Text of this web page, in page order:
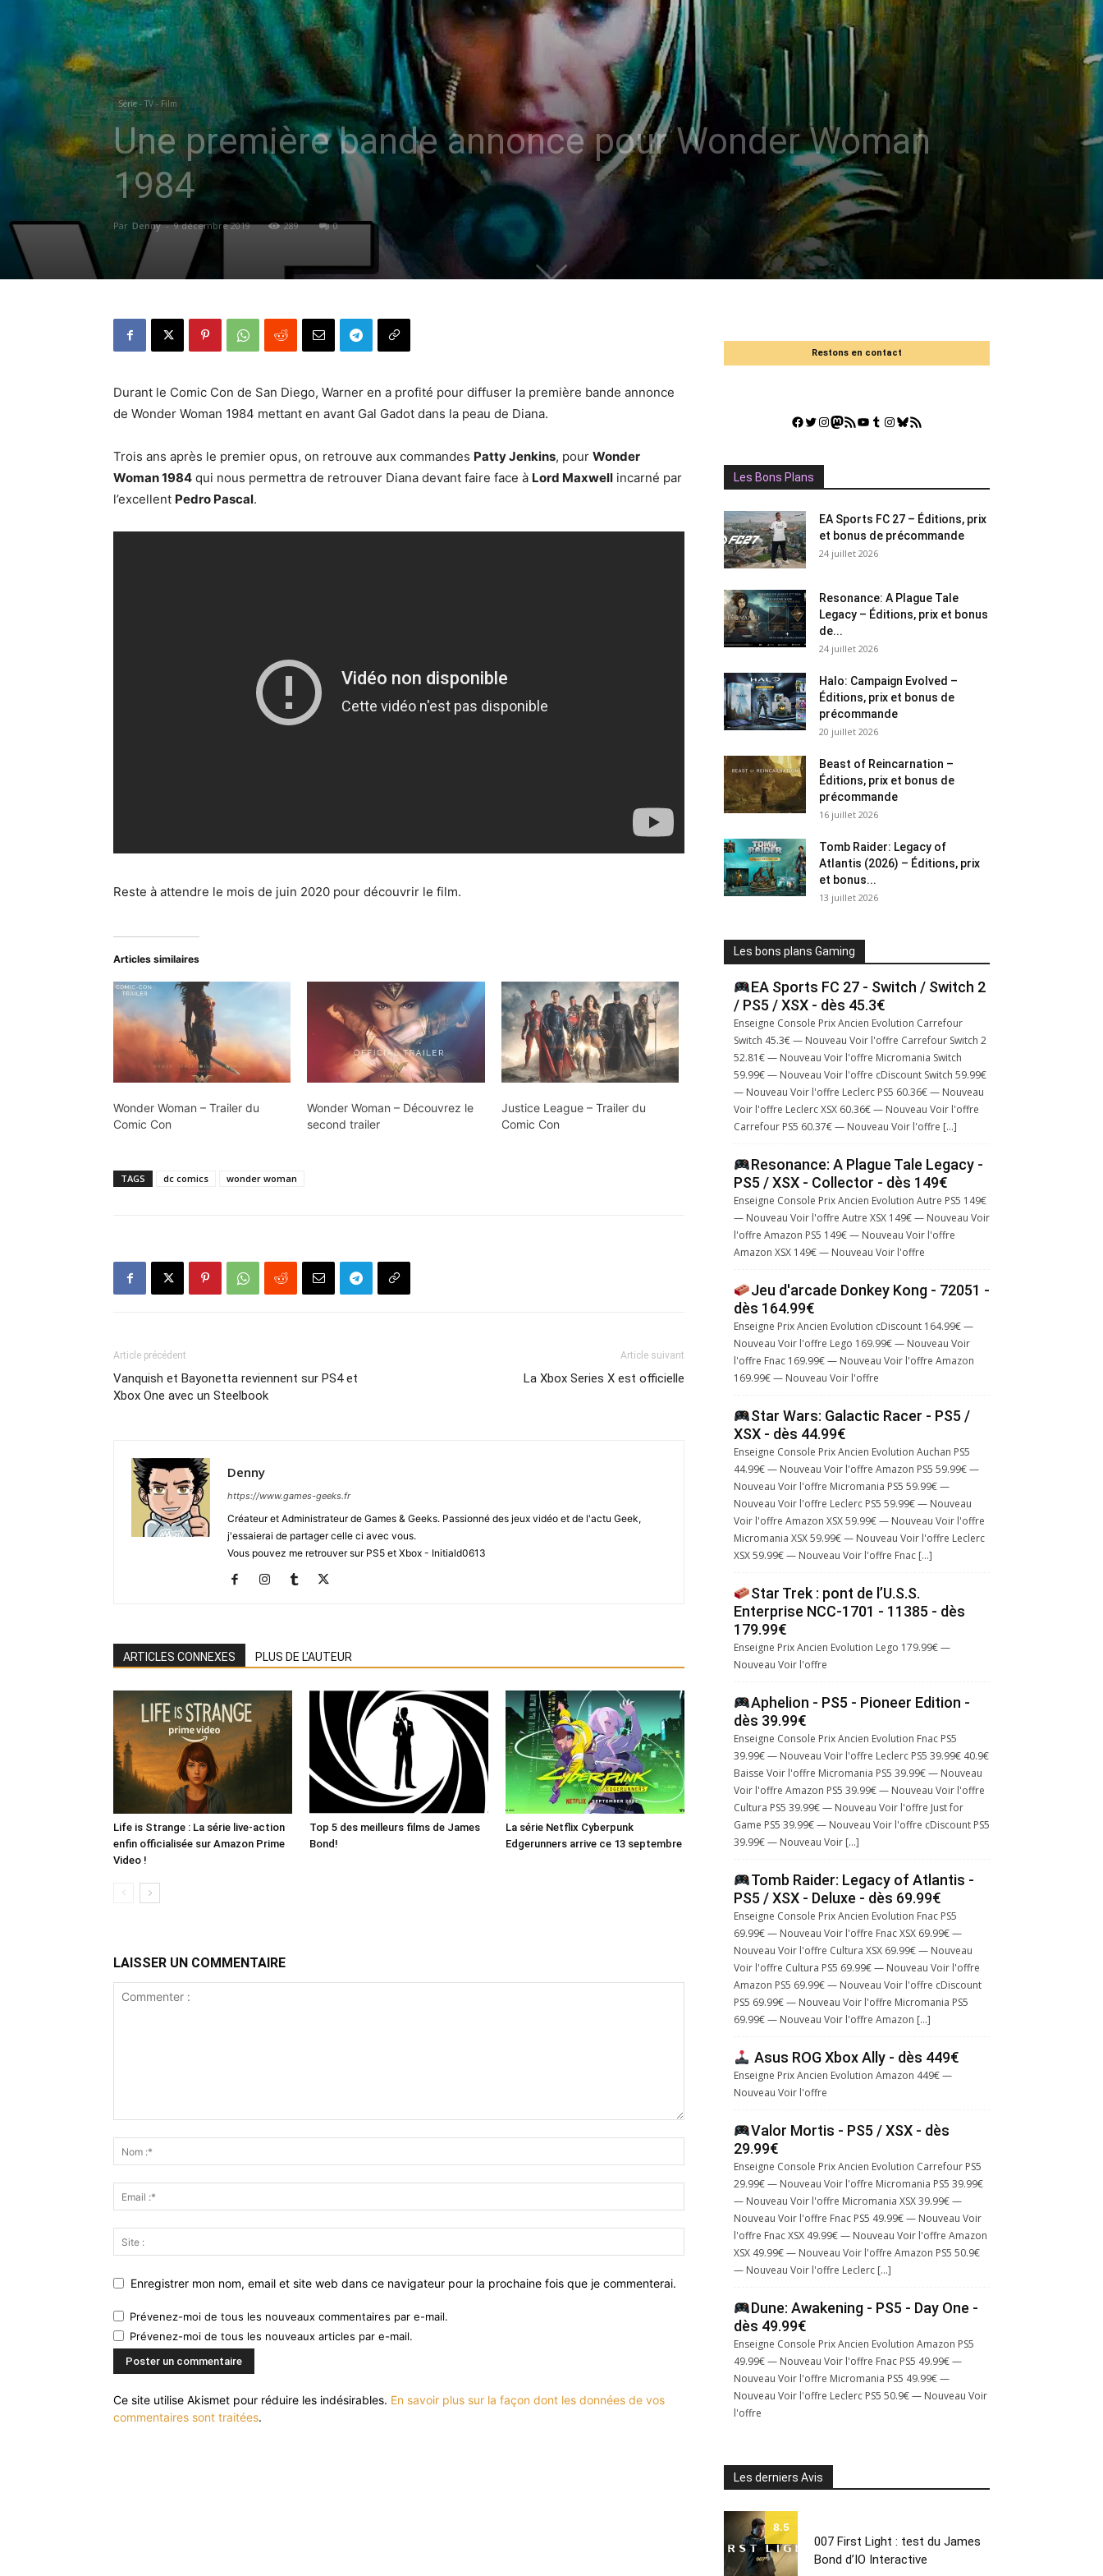
Série - TV - Film
Une première bande annonce pour Wonder Woman
1984
Par Denny - 9 décembre 2019 289 0
Durant le Comic Con de San Diego, Warner en a profité pour diffuser la première bande annonce
de Wonder Woman 1984 mettant en avant Gal Gadot dans la peau de Diana.
Trois ans après le premier opus, on retrouve aux commandes Patty Jenkins, pour Wonder
Woman 1984 qui nous permettra de retrouver Diana devant faire face à Lord Maxwell incarné par
l’excellent Pedro Pascal.
Reste à attendre le mois de juin 2020 pour découvrir le film.
Articles similaires
Wonder Woman – Trailer du
Comic Con
Wonder Woman – Découvrez le
second trailer
Justice League – Trailer du
Comic Con
TAGS dc comics wonder woman
Article précédent
Vanquish et Bayonetta reviennent sur PS4 et
Xbox One avec un Steelbook
Article suivant
La Xbox Series X est officielle
Denny
https://www.games-geeks.fr
Créateur et Administrateur de Games & Geeks. Passionné des jeux vidéo et de l'actu Geek,
j'essaierai de partager celle ci avec vous.
Vous pouvez me retrouver sur PS5 et Xbox - Initiald0613
ARTICLES CONNEXES PLUS DE L'AUTEUR
Life is Strange : La série live-action
enfin officialisée sur Amazon Prime
Video !
Top 5 des meilleurs films de James
Bond!
La série Netflix Cyberpunk
Edgerunners arrive ce 13 septembre
LAISSER UN COMMENTAIRE
Enregistrer mon nom, email et site web dans ce navigateur pour la prochaine fois que je commenterai.
Prévenez-moi de tous les nouveaux commentaires par e-mail.
Prévenez-moi de tous les nouveaux articles par e-mail.
Ce site utilise Akismet pour réduire les indésirables. En savoir plus sur la façon dont les données de vos
commentaires sont traitées.
Restons en contact
Facebook
Twitter
Instagram
Mastodon
Flux RSSYouTube
Tumblr
Instagram
Bluesky
GestGame
Les Bons Plans
EA Sports FC 27 – Éditions, prix
et bonus de précommande
24 juillet 2026
Resonance: A Plague Tale
Legacy – Éditions, prix et bonus
de...
24 juillet 2026
Halo: Campaign Evolved –
Éditions, prix et bonus de
précommande
20 juillet 2026
Beast of Reincarnation –
Éditions, prix et bonus de
précommande
16 juillet 2026
Tomb Raider: Legacy of
Atlantis (2026) – Éditions, prix
et bonus...
13 juillet 2026
Les bons plans Gaming
EA Sports FC 27 - Switch / Switch 2
/ PS5 / XSX - dès 45.3€
Enseigne Console Prix Ancien Evolution Carrefour
Switch 45.3€ — Nouveau Voir l'offre Carrefour Switch 2
52.81€ — Nouveau Voir l'offre Micromania Switch
59.99€ — Nouveau Voir l'offre cDiscount Switch 59.99€
— Nouveau Voir l'offre Leclerc PS5 60.36€ — Nouveau
Voir l'offre Leclerc XSX 60.36€ — Nouveau Voir l'offre
Carrefour PS5 60.37€ — Nouveau Voir l'offre […]
Resonance: A Plague Tale Legacy -
PS5 / XSX - Collector - dès 149€
Enseigne Console Prix Ancien Evolution Autre PS5 149€
— Nouveau Voir l'offre Autre XSX 149€ — Nouveau Voir
l'offre Amazon PS5 149€ — Nouveau Voir l'offre
Amazon XSX 149€ — Nouveau Voir l'offre
Jeu d'arcade Donkey Kong - 72051 -
dès 164.99€
Enseigne Prix Ancien Evolution cDiscount 164.99€ —
Nouveau Voir l'offre Lego 169.99€ — Nouveau Voir
l'offre Fnac 169.99€ — Nouveau Voir l'offre Amazon
169.99€ — Nouveau Voir l'offre
Star Wars: Galactic Racer - PS5 /
XSX - dès 44.99€
Enseigne Console Prix Ancien Evolution Auchan PS5
44.99€ — Nouveau Voir l'offre Amazon PS5 59.99€ —
Nouveau Voir l'offre Micromania PS5 59.99€ —
Nouveau Voir l'offre Leclerc PS5 59.99€ — Nouveau
Voir l'offre Amazon XSX 59.99€ — Nouveau Voir l'offre
Micromania XSX 59.99€ — Nouveau Voir l'offre Leclerc
XSX 59.99€ — Nouveau Voir l'offre Fnac […]
Star Trek : pont de l’U.S.S.
Enterprise NCC-1701 - 11385 - dès
179.99€
Enseigne Prix Ancien Evolution Lego 179.99€ —
Nouveau Voir l'offre
Aphelion - PS5 - Pioneer Edition -
dès 39.99€
Enseigne Console Prix Ancien Evolution Fnac PS5
39.99€ — Nouveau Voir l'offre Leclerc PS5 39.99€ 40.9€
Baisse Voir l'offre Micromania PS5 39.99€ — Nouveau
Voir l'offre Amazon PS5 39.99€ — Nouveau Voir l'offre
Cultura PS5 39.99€ — Nouveau Voir l'offre Just for
Game PS5 39.99€ — Nouveau Voir l'offre cDiscount PS5
39.99€ — Nouveau Voir […]
Tomb Raider: Legacy of Atlantis -
PS5 / XSX - Deluxe - dès 69.99€
Enseigne Console Prix Ancien Evolution Fnac PS5
69.99€ — Nouveau Voir l'offre Fnac XSX 69.99€ —
Nouveau Voir l'offre Cultura XSX 69.99€ — Nouveau
Voir l'offre Cultura PS5 69.99€ — Nouveau Voir l'offre
Amazon PS5 69.99€ — Nouveau Voir l'offre cDiscount
PS5 69.99€ — Nouveau Voir l'offre Micromania PS5
69.99€ — Nouveau Voir l'offre Amazon […]
Asus ROG Xbox Ally - dès 449€
Enseigne Prix Ancien Evolution Amazon 449€ —
Nouveau Voir l'offre
Valor Mortis - PS5 / XSX - dès
29.99€
Enseigne Console Prix Ancien Evolution Carrefour PS5
29.99€ — Nouveau Voir l'offre Micromania PS5 39.99€
— Nouveau Voir l'offre Micromania XSX 39.99€ —
Nouveau Voir l'offre Fnac PS5 49.99€ — Nouveau Voir
l'offre Fnac XSX 49.99€ — Nouveau Voir l'offre Amazon
XSX 49.99€ — Nouveau Voir l'offre Amazon PS5 50.9€
— Nouveau Voir l'offre Leclerc […]
Dune: Awakening - PS5 - Day One -
dès 49.99€
Enseigne Console Prix Ancien Evolution Amazon PS5
49.99€ — Nouveau Voir l'offre Fnac PS5 49.99€ —
Nouveau Voir l'offre Micromania PS5 49.99€ —
Nouveau Voir l'offre Leclerc PS5 50.9€ — Nouveau Voir
l'offre
Les derniers Avis
8.5
007 First Light : test du James
Bond d’IO Interactive